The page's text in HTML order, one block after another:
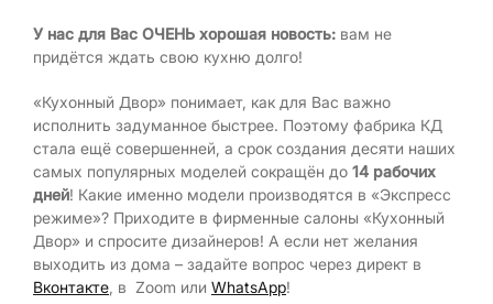
У нас для Вас ОЧЕНЬ хорошая новость: вам не
придётся ждать свою кухню долго!
«Кухонный Двор» понимает, как для Вас важно
исполнить задуманное быстрее. Поэтому фабрика КД
стала ещё совершенней, а срок создания десяти наших
самых популярных моделей сокращён до 14 рабочих
дней! Какие именно модели производятся в «Экспресс
режиме»? Приходите в фирменные салоны «Кухонный
Двор» и спросите дизайнеров! А если нет желания
выходить из дома – задайте вопрос через директ в
Вконтакте , в Zoom или WhatsApp!